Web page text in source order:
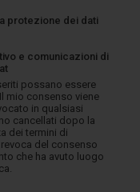
protezione dei dati
e comunicazioni di
possano essere
mio consenso viene
in qualsiasi
cancellati dopo la
dei termini di
del consenso
che ha avuto luogo